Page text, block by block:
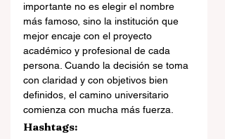
importante no es elegir el nombre
más famoso, sino la institución que
mejor encaje con el proyecto
académico y profesional de cada
persona. Cuando la decisión se toma
con claridad y con objetivos bien
definidos, el camino universitario
comienza con mucha más fuerza.
Hashtags: